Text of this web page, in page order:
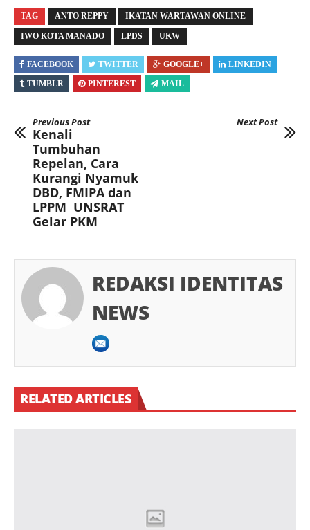
TAG ANTO REPPY IKATAN WARTAWAN ONLINE
IWO KOTA MANADO LPDS UKW
FACEBOOK TWITTER GOOGLE+
LINKEDIN
TUMBLR
PINTEREST MAIL
Previous Post
Kenali
Tumbuhan
Repelan, Cara
Kurangi Nyamuk
DBD, FMIPA dan
LPPM UNSRAT
Gelar PKM
Next Post
REDAKSI IDENTITAS
NEWS
RELATED ARTICLES